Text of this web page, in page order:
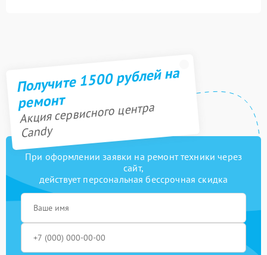
Получите 1500 рублей на
ремонт
Акция сервисного центра
Candy
При оформлении заявки на ремонт техники через
сайт,
действует персональная бессрочная скидка